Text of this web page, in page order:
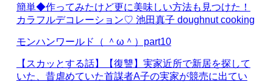
簡単◆作ってみたけど更に美味しい方法も見つけた！
カラフルデコレーション♡ 池田真子 doughnut cooking
モンハンワールド（ ＾ω＾）part10
【スカッとする話】【復讐】実家近所で新居を探して
いた、昔虐めていた首謀者A子の実家が競売に出てい